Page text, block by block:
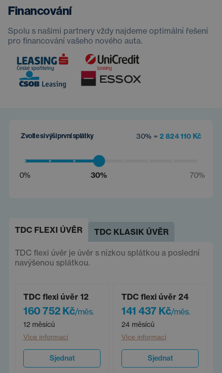
Financování
Spolu s našimi partnery vždy najdeme optimální řešení
pro financování vašeho nového auta.
Zvolte si výši první splátky 30% = 2 824 110 Kč
0% 30% 70%
TDC FLEXI ÚVĚR TDC KLASIK ÚVĚR
TDC flexi úvěr je úvěr s nízkou splátkou a poslední
navýšenou splátkou.
TDC flexi úvěr 12
160 752 Kč/měs.
12 měsíců
Více informací
Sjednat
TDC flexi úvěr 24
141 437 Kč/měs.
24 měsíců
Více informací
Sjednat